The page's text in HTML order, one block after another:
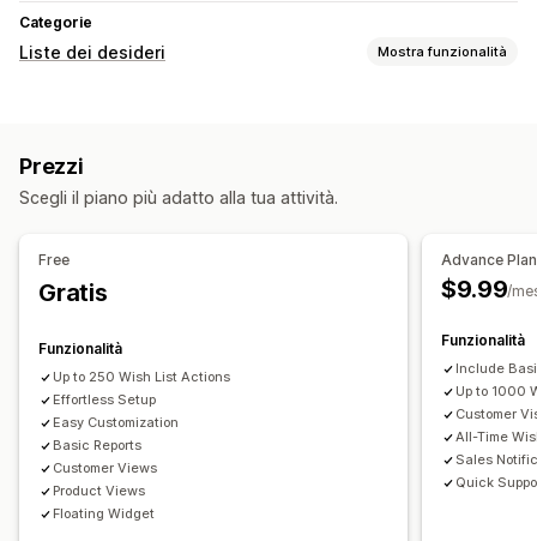
Categorie
Liste dei desideri Mostra funzionalità
Salva per dopo
Branding personalizzato
Avvisi sugli acquisti Avvisi sui prezzi
Prezzi
Scegli il piano più adatto alla tua attività.
Free
Gratis
Funzionalità
Up to 250 Wish List Actions
Effortless Setup
Easy Customization
Basic Reports
Customer Views
Product Views
Floating Widget
Advance Plan
$9.99/
Funzionalità
Include
Up to 1000
Customer
All-Time
Sales
Quick